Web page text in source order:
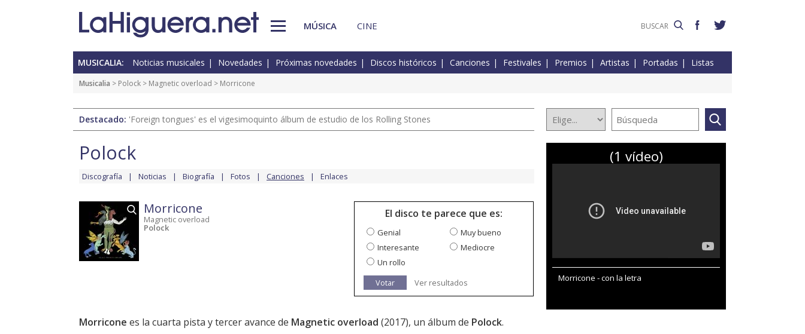
MÚSICA CINE
MUSICALIA: Noticias musicales Novedades Próximas novedades Discos históricos Canciones Festivales Premios Artistas Portadas Listas
Musicalia > Polock > Magnetic overload > Morricone
Destacado: 'Foreign tongues' es el vigesimoquinto álbum de estudio de los Rolling Stones
Polock
Discografía Noticias Biografía Fotos Canciones Enlaces
Morricone
Magnetic overload
Polock
El disco te parece que es:
Genial
Muy bueno
Interesante
Mediocre
Un rollo
Votar
Ver resultados
Morricone es la cuarta pista y tercer avance de Magnetic overload (2017), un álbum de Polock.
(1 vídeo)
Morricone - con la letra